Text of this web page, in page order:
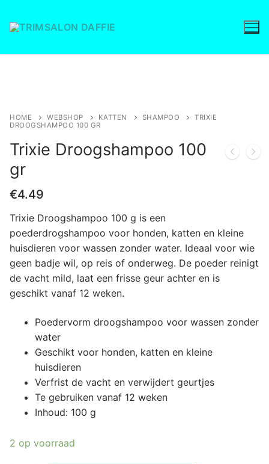
naar
inhoud
HOME WEBSHOP KATTEN SHAMPOO
TRIXIE
DROOGSHAMPOO 100 GR
Trixie Droogshampoo 100
gr
€4.49
Trixie Droogshampoo 100 g is een
poederdrogshampoo voor honden, katten en kleine
huisdieren voor wassen zonder water. Ideaal voor wie
geen badje wil, op reis of onderweg. De poeder reinigt
de vacht mild, laat een frisse geur achter en is
geschikt vanaf 12 weken.
Poedervorm droogshampoo voor wassen zonder
water
Geschikt voor honden, katten en kleine
huisdieren
Verfrist de vacht en verwijdert geurtjes
Te gebruiken vanaf 12 weken
Inhoud: 100 g
2 op voorraad